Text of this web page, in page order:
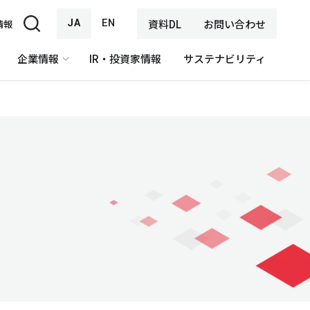
報 JA EN 資料DL お問い合わせ
企業情報 IR・投資家情報 サステナビリティ